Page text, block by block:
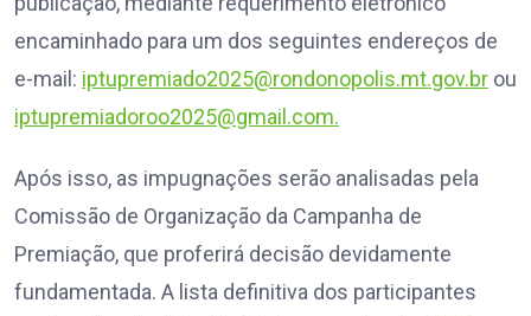
encaminhado para um dos seguintes endereços de
e-mail: iptupremiado2025@rondonopolis.mt.gov.br ou
iptupremiadoroo2025@gmail.com.
Após isso, as impugnações serão analisadas pela
Comissão de Organização da Campanha de
Premiação, que proferirá decisão devidamente
fundamentada. A lista definitiva dos participantes